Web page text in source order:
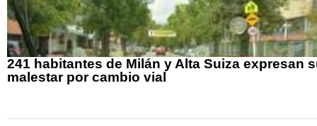
241 habitantes de Milán y Alta Suiza expresan
malestar por cambio vial